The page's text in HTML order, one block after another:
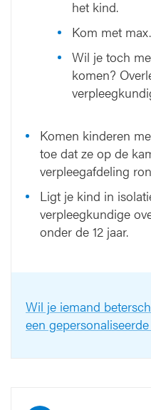
het kind.
Kom met
Wil je toch
komen?
Komen kinderen
toe dat ze op de
verpleegafdeling
Ligt je kind in
verpleegkundige
onder de 12 jaar.
Wil je iemand
een
11
12
13 11
12
13